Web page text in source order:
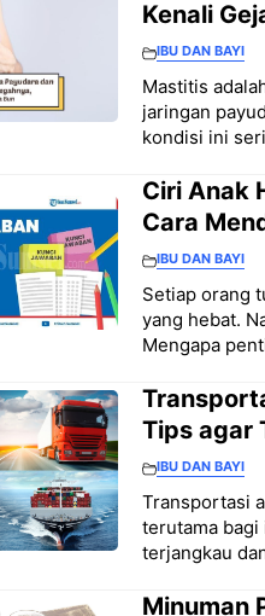
Kenali
IBU DAN BAYI
Mastitis
jaringan
kondisi ini
Ciri Anak
Cara
IBU DAN BAYI
Setiap orang
yang hebat.
Mengapa
Tips agar
IBU DAN BAYI
Transportasi
terutama
terjangkau
Minuman